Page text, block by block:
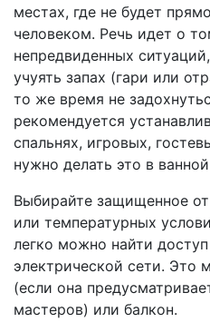
местах, где не будет
человеком. Речь идет о
непредвиденных
учуять запах (гари или
то же время не
рекомендуется
спальнях, игровых,
нужно делать это в
Выбирайте защищенное
или температурных
легко можно найти
электрической сети. Это
(если она
мастеров) или балкон.